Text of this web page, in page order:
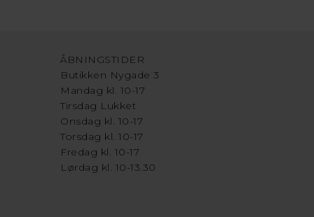
ÅBNINGSTIDER
Butikken Nygade 3
Mandag kl. 10-17
Tirsdag Lukket
Onsdag kl. 10-17
Torsdag kl. 10-17
Fredag kl. 10-17
Lørdag kl. 10-13.30